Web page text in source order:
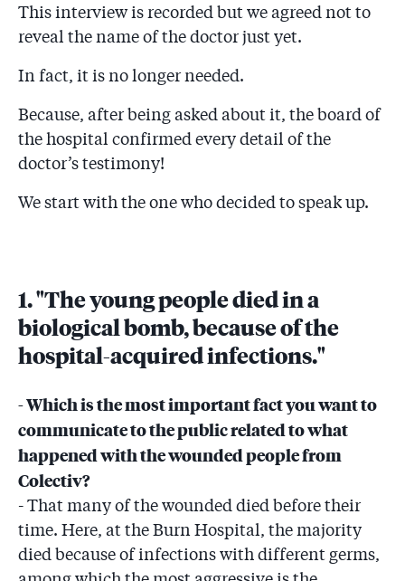
This interview is recorded but we agreed not to
reveal the name of the doctor just yet.
In fact, it is no longer needed.
Because, after being asked about it, the board of
the hospital confirmed every detail of the
doctor’s testimony!
We start with the one who decided to speak up.
1. "The young people died in a
biological bomb, because of the
hospital-acquired infections."
- Which is the most important fact you want to
communicate to the public related to what
happened with the wounded people from
Colectiv?
- That many of the wounded died before their
time. Here, at the Burn Hospital, the majority
died because of infections with different germs,